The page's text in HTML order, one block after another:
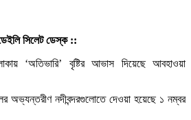
সিলেট ডেস্ক ::
‘অতিভারি’ বৃষ্টির আভাস দিয়েছে আবহাওয়া
অভ্যন্তরীণ নদীবন্দরগুলোতে দেওয়া হয়েছে ১ নম্বর